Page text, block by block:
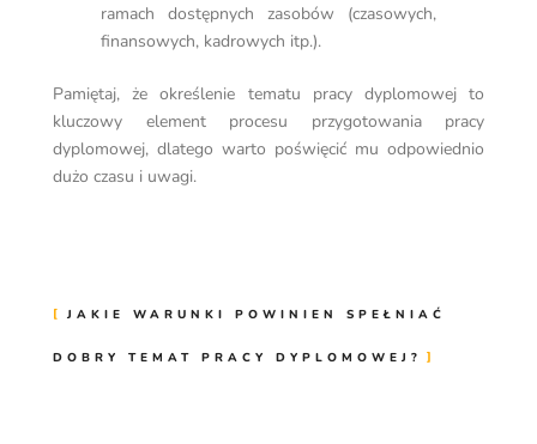
ramach dostępnych zasobów (czasowych,
finansowych, kadrowych itp.).
Pamiętaj, że określenie tematu pracy dyplomowej to
kluczowy element procesu przygotowania pracy
dyplomowej, dlatego warto poświęcić mu odpowiednio
dużo czasu i uwagi.
JAKIE WARUNKI POWINIEN SPEŁNIAĆ
DOBRY TEMAT PRACY DYPLOMOWEJ?